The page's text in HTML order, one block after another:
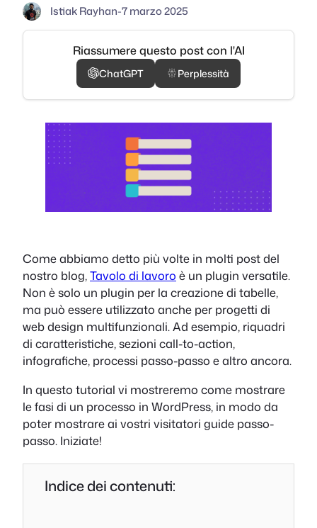
Istiak Rayhan-7 marzo 2025
Riassumere questo post con l'AI
ChatGPT Perplessità
Come abbiamo detto più volte in molti post del
nostro blog,Tavolo di lavoro è un plugin versatile.
Non è solo un plugin per la creazione di tabelle,
ma può essere utilizzato anche per progetti di
web design multifunzionali. Ad esempio, riquadri
di caratteristiche, sezioni call-to-action,
infografiche, processi passo-passo e altro ancora.
In questo tutorial vi mostreremo come mostrare
le fasi di un processo in WordPress, in modo da
poter mostrare ai vostri visitatori guide passo-
passo. Iniziate!
Indice dei contenuti: